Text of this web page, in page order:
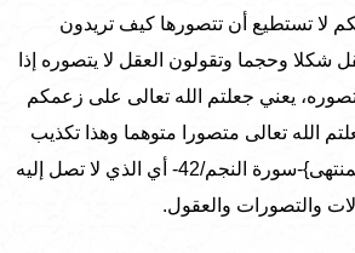
لا تستطيع أن تتصورها كيف تريدون
شكلا وحجما وتقولون العقل لا يتصوره إذا
يعني جعلتم الله تعالى على زعمكم
الله تعالى متصورا متوهما وهذا تكذيب
للقرآن {وأن إلى ربك المنتهى}-سورة النجم/42- أي الذي لا تصل إليه
والتصورات والعقول.